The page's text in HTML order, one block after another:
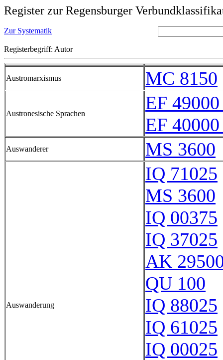
Register zur Regensburger
Zur Systematik
Registerbegriff: Autor
Austromarxismus MC 8150
Austronesische Sprachen
EF
EF
Auswanderer MS 3600
Auswanderung
IQ 71025
MS 3600
IQ 00375
IQ 37025
AK
QU 100
IQ 88025
IQ 61025
IQ 00025